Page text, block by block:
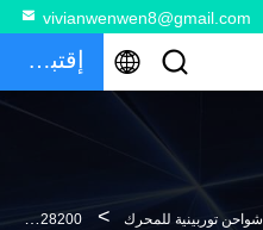
vivianwenwen8@gmail.com
إقتباس
شواحن توربينية للمحرك > S6D105 4650440261 6137828200 محرك ديزل شاحن توربيني PC200-3 TO4B53